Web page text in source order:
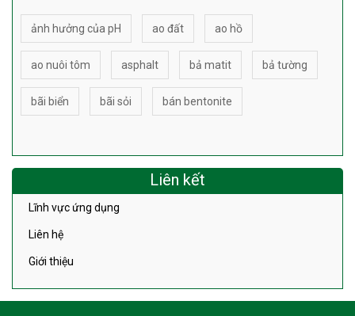
ảnh hưởng của pH ao đất ao hồ
ao nuôi tôm asphalt bả matit bả tường
bãi biển bãi sỏi bán bentonite
Liên kết
Lĩnh vực ứng dụng
Liên hệ
Giới thiệu